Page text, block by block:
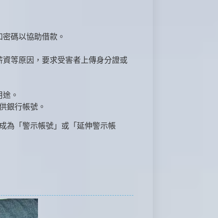
碼以協助借款。
等原因，要求受害者上傳身分證或
。
銀行帳號。
為「警示帳號」或「延伸警示帳